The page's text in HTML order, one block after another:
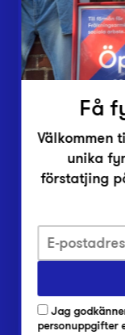
Om Myrorna
Lediga jobb
Pressrum
Har du frågor om
Har du frågor om
Vanliga frågor om
Få
Välkommen
unika
förstatjing
Jag
personuppgifter